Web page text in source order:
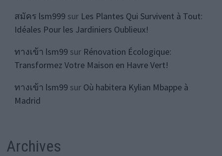
สมัคร lsm999sur Les Plantes Qui Survivent à Tout:
Idéales Pour les Jardiniers Oublieux!
ทางเข้า lsm99sur Rénovation Écologique:
Transformez Votre Maison en Havre Vert!
ทางเข้า lsm99sur Où habitera Kylian Mbappe à
Madrid
Archives